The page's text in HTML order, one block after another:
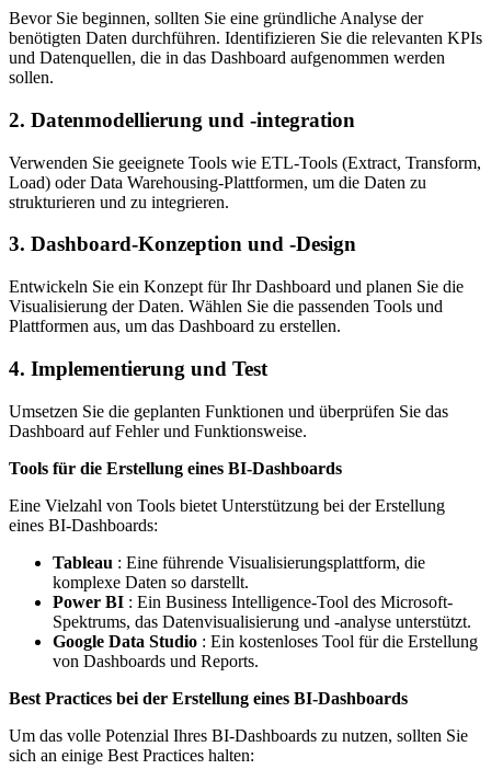
Bevor Sie beginnen, sollten Sie eine gründliche Analyse der
benötigten Daten durchführen. Identifizieren Sie die relevanten KPIs
und Datenquellen, die in das Dashboard aufgenommen werden
sollen.
2. Datenmodellierung und -integration
Verwenden Sie geeignete Tools wie ETL-Tools (Extract, Transform,
Load) oder Data Warehousing-Plattformen, um die Daten zu
strukturieren und zu integrieren.
3. Dashboard-Konzeption und -Design
Entwickeln Sie ein Konzept für Ihr Dashboard und planen Sie die
Visualisierung der Daten. Wählen Sie die passenden Tools und
Plattformen aus, um das Dashboard zu erstellen.
4. Implementierung und Test
Umsetzen Sie die geplanten Funktionen und überprüfen Sie das
Dashboard auf Fehler und Funktionsweise.
Tools für die Erstellung eines BI-Dashboards
Eine Vielzahl von Tools bietet Unterstützung bei der Erstellung
eines BI-Dashboards:
Tableau : Eine führende Visualisierungsplattform, die
komplexe Daten so darstellt.
Power BI : Ein Business Intelligence-Tool des Microsoft-
Spektrums, das Datenvisualisierung und -analyse unterstützt.
Google Data Studio : Ein kostenloses Tool für die Erstellung
von Dashboards und Reports.
Best Practices bei der Erstellung eines BI-Dashboards
Um das volle Potenzial Ihres BI-Dashboards zu nutzen, sollten Sie
sich an einige Best Practices halten: